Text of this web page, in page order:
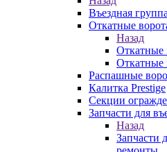
Въездная
Откатные
Назад
Откатные
Откатные
Распашные
Калитка Prestige
Секции
Запчасти для
Назад
Запчасти